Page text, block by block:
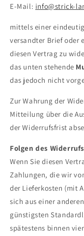
E-Mail: info@strick-
mittels einer
versandter Brief oder
diesen Vertrag zu
das unten stehende
das jedoch nicht
Zur Wahrung der
Mitteilung über die
der Widerrufsfrist
Folgen des Widerrufs
Wenn Sie diesen
Zahlungen, die wir
der Lieferkosten (mit
sich aus einer
günstigsten
spätestens binnen